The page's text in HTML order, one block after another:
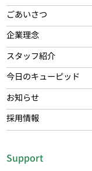
ごあいさつ
企業理念
スタッフ紹介
今日のキューピッド
お知らせ
採用情報
Support